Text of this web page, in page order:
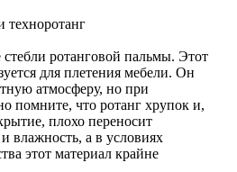
техноротанг
ротанговой пальмы. Этот
для плетения мебели. Он
атмосферу, но при
помните, что ротанг хрупок и,
плохо переносит
влажность, а в условиях
этот материал крайне